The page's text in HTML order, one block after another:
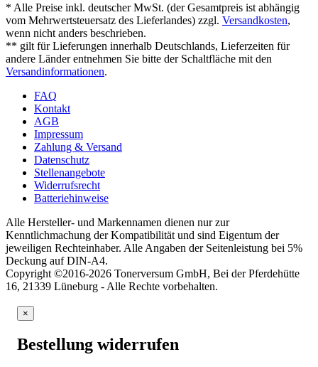
* Alle Preise inkl. deutscher MwSt. (der Gesamtpreis ist abhängig
vom Mehrwertsteuersatz des Lieferlandes) zzgl. Versandkosten,
wenn nicht anders beschrieben.
** gilt für Lieferungen innerhalb Deutschlands, Lieferzeiten für
andere Länder entnehmen Sie bitte der Schaltfläche mit den
Versandinformationen.
FAQ
Kontakt
AGB
Impressum
Zahlung & Versand
Datenschutz
Stellenangebote
Widerrufsrecht
Batteriehinweise
Alle Hersteller- und Markennamen dienen nur zur
Kenntlichmachung der Kompatibilität und sind Eigentum der
jeweiligen Rechteinhaber. Alle Angaben der Seitenleistung bei 5%
Deckung auf DIN-A4.
Copyright ©2016-2026 Tonerversum GmbH, Bei der Pferdehütte
16, 21339 Lüneburg - Alle Rechte vorbehalten.
×
Bestellung widerrufen